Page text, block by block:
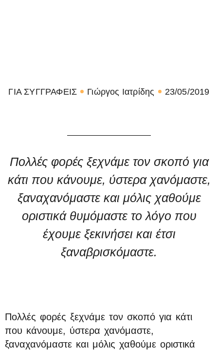
ΓΙΑ ΣΥΓΓΡΑΦΕΙΣ Γιώργος Ιατρίδης 23/05/2019
Πολλές φορές ξεχνάμε τον σκοπό για
κάτι που κάνουμε, ύστερα χανόμαστε,
ξαναχανόμαστε και μόλις χαθούμε
οριστικά θυμόμαστε το λόγο που
έχουμε ξεκινήσει και έτσι
ξαναβρισκόμαστε.
Πολλές φορές ξεχνάμε τον σκοπό για κάτι
που κάνουμε, ύστερα χανόμαστε,
ξαναχανόμαστε και μόλις χαθούμε οριστικά